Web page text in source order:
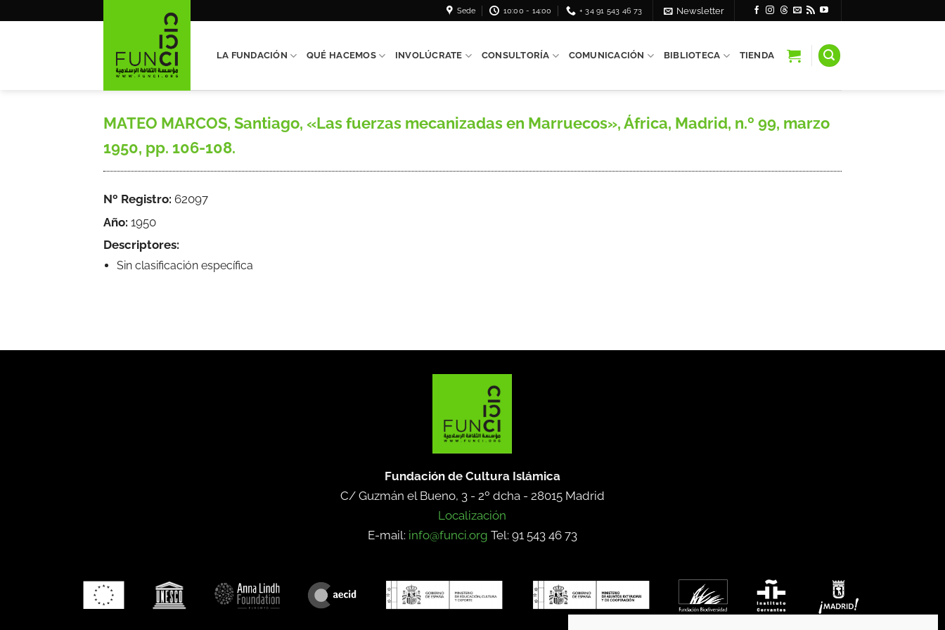
Sede 10:00 - 14:00 + 34 91 543 46 73 Newsletter
LA FUNDACIÓN QUÉ HACEMOS INVOLÚCRATE CONSULTORÍA COMUNICACIÓN BIBLIOTECA TIENDA
MATEO MARCOS, Santiago, «Las fuerzas mecanizadas en Marruecos», África, Madrid, n.º 99, marzo
1950, pp. 106-108.
Nº Registro: 62097
Año: 1950
Descriptores:
Sin clasificación específica
Fundación de Cultura Islámica
C/ Guzmán el Bueno, 3 - 2º dcha - 28015 Madrid
Localización
E-mail: info@funci.org Tel: 91 543 46 73